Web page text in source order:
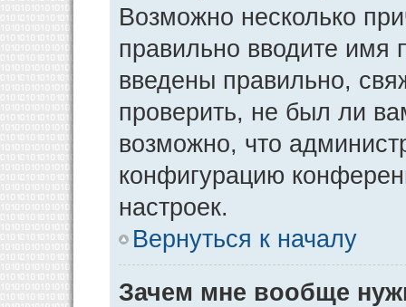
Возможно несколько
правильно вводите имя
введены правильно,
проверить, не был ли
возможно, что
конфигурацию
настроек.
Вернуться к началу
Зачем мне вообще